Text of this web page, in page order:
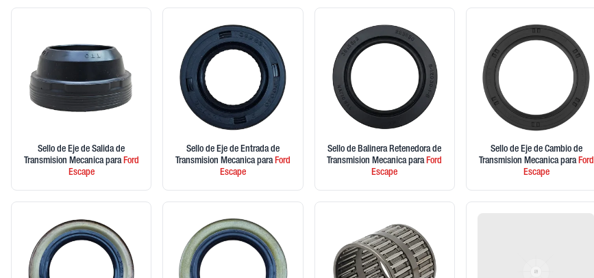
Sello de Eje de Salida de
Transmision Mecanica paraFord
Escape
Sello de Eje de Entrada de
Transmision Mecanica paraFord
Escape
Sello de Balinera Retenedora de
Transmision Mecanica paraFord
Escape
Sello de Eje de Cambio de
Transmision Mecanica paraFord
Escape